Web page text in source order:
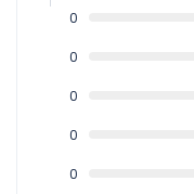
0
0
0
0
0